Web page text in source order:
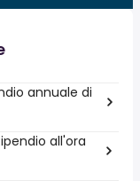
annuale di
all'ora